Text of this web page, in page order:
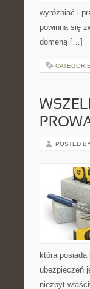
wyróżniać i
powinna się
domeną […]
POSTED
która
ubezpieczeń
niezbyt